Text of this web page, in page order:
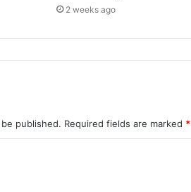
2 weeks ago
published. Required fields are marked *